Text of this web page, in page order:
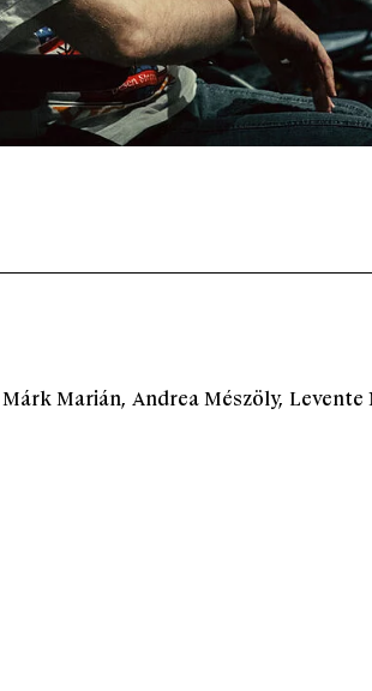
Marián, Andrea Mészöly, Levente